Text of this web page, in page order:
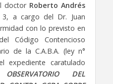
doctor Roberto Andrés
3, a cargo del Dr. Juan
con lo previsto en
Código Contencioso
de la C.A.B.A. (ley n°
expediente caratulado
DEL